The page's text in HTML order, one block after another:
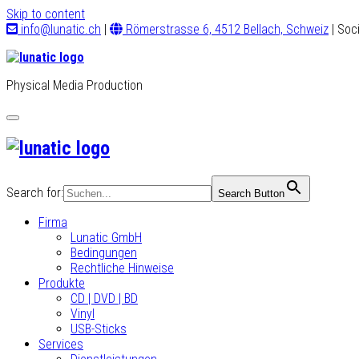
Skip to content
info@lunatic.ch | Römerstrasse 6, 4512 Bellach, Schweiz |
Physical Media Production
Toggle
navigation
Search for: Search Button
Firma
Lunatic GmbH
Bedingungen
Rechtliche Hinweise
Produkte
CD | DVD | BD
Vinyl
USB-Sticks
Services